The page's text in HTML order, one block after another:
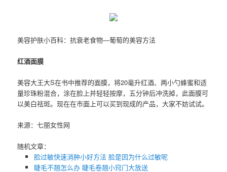
美容护肤小百科：抗衰老食物—葡萄的美容方法
红酒面膜
美容大王大S在书中推荐的面膜，将20毫升红酒、两小勺蜂蜜和适
量珍珠粉混合，涂在脸上并轻轻按摩，五分钟后冲洗掉，此面膜可
以美白祛斑。现在在市面上可以买到现成的产品，大家不妨试试。
来源：七丽女性网
随机文章：
脸过敏快速消肿小好方法 脸是因为什么过敏呢
睫毛不翘怎么办 睫毛卷翘小窍门大放送